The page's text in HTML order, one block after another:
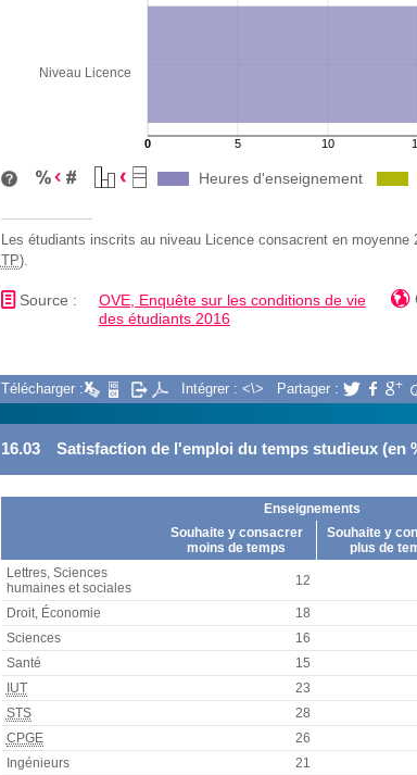
5 10
0
Niveau Licence
Heures d'enseignement
Les étudiants inscrits au niveau Licence consacrent en
TP).
📄 Source :
OVE, Enquête sur les conditions de vie
des étudiants 2016

Télécharger : Intégrer : <\> Partager :  
16.03 Satisfaction de l'emploi du temps studieux (en
Enseignements
Souhaite y consacrer
moins de temps
Souhaite y
plus de
Lettres, Sciences
humaines et sociales
12
Droit, Économie 18
Sciences
16
Santé
15
IUT
23
STS
28
CPGE
26
Ingénieurs
21